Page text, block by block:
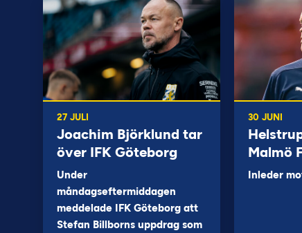
27 JULI
Joachim Björklund tar
över IFK Göteborg
Under
måndagseftermiddagen
meddelade IFK Göteborg att
Stefan Billborns uppdrag som
30 JUNI
Malmö
Inleder